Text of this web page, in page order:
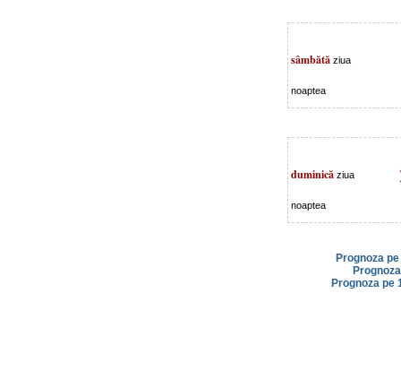
sâmbătă ziua
noaptea
duminică ziua
noaptea
Prognoza
Prognoza pe